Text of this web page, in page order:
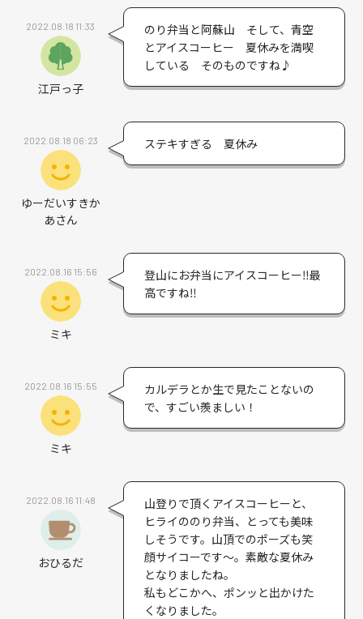
2022.08.18 11:33
江戸っ子
のり弁当と阿蘇山 そして、青空
とアイスコーヒー 夏休みを満喫
している そのものですね♪
2022.08.18 06:23
ゆーだいすきか
あさん
ステキすぎる 夏休み
2022.08.16 15:56
ミキ
登山にお弁当にアイスコーヒー‼︎最
高ですね‼︎
2022.08.16 15:55
ミキ
カルデラとか生で見たことないの
で、すごい羨ましい！
2022.08.16 11:48
おひるだ
山登りで頂くアイスコーヒーと、
ヒライののり弁当、とっても美味
しそうです。山頂でのポーズも笑
顔サイコーです～。素敵な夏休み
となりましたね。
私もどこかへ、ポンッと出かけた
くなりました。